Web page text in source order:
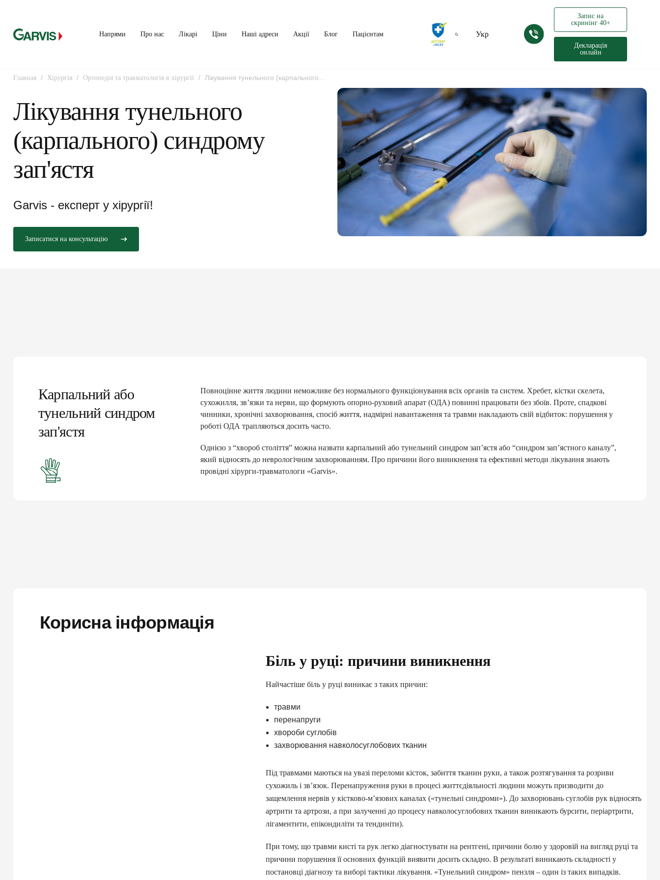
Напрями Про нас Лікарі Ціни Наші адреси Акції Блог Пацієнтам Укр
Запис на
скринінг 40+
Декларація
онлайн
Главная / Хірургія / Ортопедія та травматологія в хірургії /
Лікування тунельного (карпального)
Лікування тунельного
(карпального) синдрому
зап'ястя
Garvis - експерт у хірургії!
Записатися на консультацію
Карпальний або
тунельний синдром
зап'ястя
Повноцінне життя людини неможливе без нормального функціонування всіх органів та систем. Хребет, кістки скелета,
сухожилля, зв’язки та нерви, що формують опорно-руховий апарат (ОДА) повинні працювати без збоїв. Проте, спадкові
чинники, хронічні захворювання, спосіб життя, надмірні навантаження та травми накладають свій відбиток: порушення у
роботі ОДА трапляються досить часто.
Однією з “хвороб століття” можна назвати карпальний або тунельний синдром зап’ястя або “синдром зап’ястного каналу”,
який відносять до неврологічним захворюванням. Про причини його виникнення та ефективні методи лікування знають
провідні хірурги-травматологи «Garvis».
Корисна інформація
Біль у руці: причини виникнення
Найчастіше біль у руці виникає з таких причин:
травми
перенапруги
хвороби суглобів
захворювання навколосуглобових тканин
Під травмами маються на увазі переломи кісток, забиття тканин руки, а також розтягування та розриви
сухожиль і зв’язок. Перенапруження руки в процесі життєдіяльності людини можуть призводити до
защемлення нервів у кістково-м’язових каналах («тунельні синдроми»). До захворювань суглобів рук відносять
артрити та артрози, а при залученні до процесу навколосуглобових тканин виникають бурсити, періартрити,
лігаментити, епікондиліти та тендиніти).
При тому, що травми кисті та рук легко діагностувати на рентгені, причини болю у здоровій на вигляд руці та
причини порушення її основних функцій виявити досить складно. В результаті виникають складності у
постановці діагнозу та виборі тактики лікування. «Тунельний синдром» пензля – один із таких випадків.
ПІДПИШИ ДЕКЛАРАЦІЮ З СІМЕЙНИМ
ЛІКАРЕМ ТА ОТРИМАЙ БЕЗОПЛАТНО:
консультації сімейного лікаря, педіатра, терапевта